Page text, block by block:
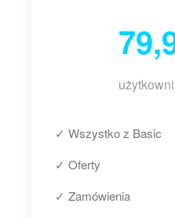
✓ Wszystko z Basic
✓ Oferty
✓ Zamówienia